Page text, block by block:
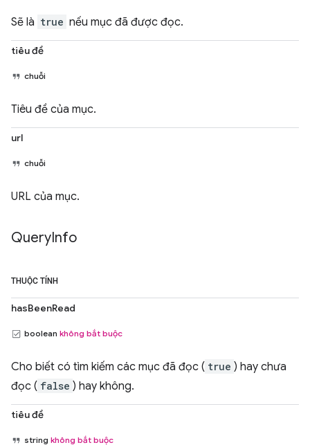
Sẽ là true nếu mục đã được đọc.
tiêu đề
chuỗi
Tiêu đề của mục.
url
chuỗi
URL của mục.
QueryInfo
THUỘC TÍNH
hasBeenRead
boolean không bắt buộc
Cho biết có tìm kiếm các mục đã đọc ( true ) hay chưa
đọc ( false ) hay không.
tiêu đề
string không bắt buộc